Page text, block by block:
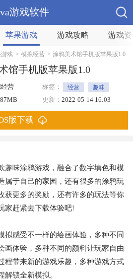
游戏软件
苹果游戏 游戏攻略 游戏
戏 > 模拟经营 > 涂鸦美术馆手机版苹果版1.0
馆手机版苹果版1.0
营 标签： 经营
趣味
减压
模拟类
更新： 2022-05-14 16:03
版下载
味涂鸦游戏，融合了数字填色和模
属于自己的家园，还有很多的涂鸦玩
获更多的奖励，还有许多的玩法等你
家赶紧去下载体验吧!
感受不一样的绘画体验，多种不同
画体验，多种不同的颜料让玩家自由
程带来新的游戏乐趣，多种游戏方式
解锁全新模拟。